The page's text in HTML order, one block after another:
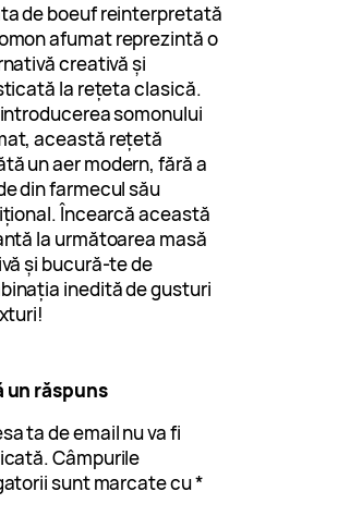
de boeuf reinterpretată
afumat reprezintă o
creativă și
la rețeta clasică.
somonului
această rețetă
un aer modern, fără a
din farmecul său
Încearcă această
la următoarea masă
și bucură-te de
inedită de gusturi
un răspuns
ta de email nu va fi
Câmpurile
sunt marcate cu*